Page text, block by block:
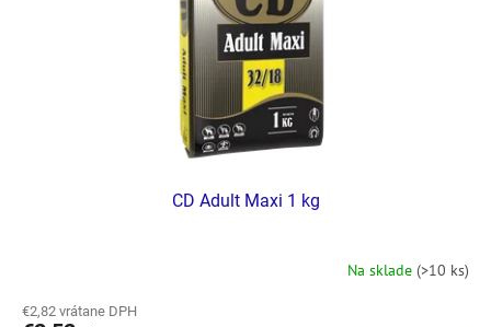
CD Adult Maxi 1 kg
Na sklade (>10 ks)
€2,82 vrátane DPH